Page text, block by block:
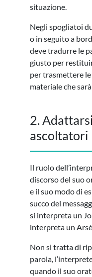
situazione.
Negli spogliatoi
o in seguito a
deve tradurre le
giusto per
per trasmettere
materiale che
2.
ascoltatori
Il ruolo
discorso del suo
e il suo modo di
succo del
si interpreta un
interpreta un
Non si tratta di
parola,
quando il suo